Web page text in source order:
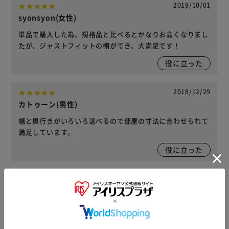
2019/10/01
syonsyon(女性)
単品で購入した為、規格品と比べるとかなりお高くなりまし
たが、ジャストフィットの棚ができ、大満足です！
役に立った
2018/12/29
カトゥーン(男性)
幅と奥行きがいろいろ選べるので部屋の寸法に合わせられて
満足しています。
役に立った
丈夫で倉庫整理に大活躍です